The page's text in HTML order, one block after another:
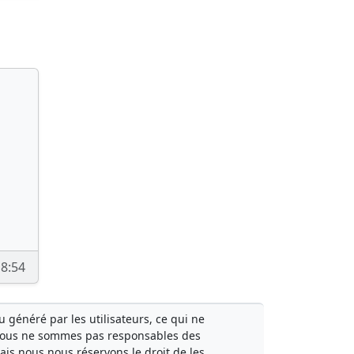
généré par les utilisateurs, ce qui ne
ne sommes pas responsables des